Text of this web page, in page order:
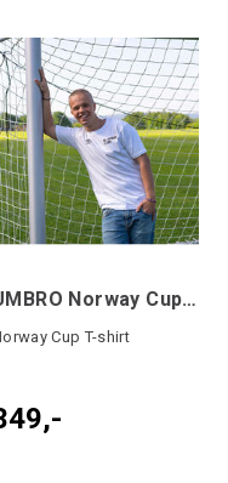
UMBRO Norway Cup Basic Tee 24 Hvit
Cup T-shirt